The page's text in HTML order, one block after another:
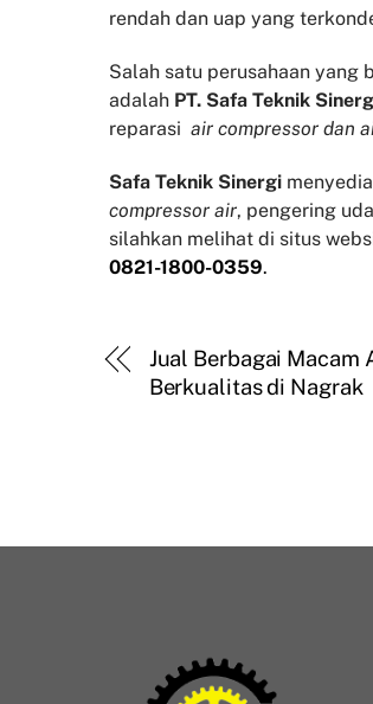
rendah dan uap yang
Salah satu perusahaan yang
adalah PT. Safa Teknik
reparasi air compressor dan
Safa Teknik Sinergi
compressor air, pengering
silahkan melihat di situs
0821-1800-0359.
Jual Berbagai Macam
Berkualitas di Nagrak